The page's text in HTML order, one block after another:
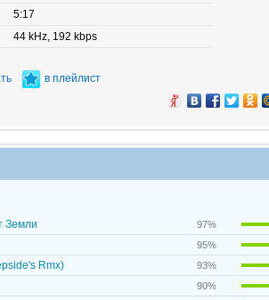
5:17
44 kHz, 192 kbps
в плейлист
Земли
97%
95%
Rmx)
93%
90%